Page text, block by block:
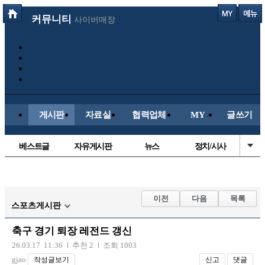
커뮤니티 사이버매장
게시판 자료실 협력업체 MY 글쓰기
베스트글 자유게시판 뉴스 정치/시사
해외축구
국내축구
스포츠게시판
이전 다음 목록
축구 경기 퇴장 레전드 갱신
26.03.17 11:36 추천 2
조회 1003
gjao
작성글보기 신고 댓글